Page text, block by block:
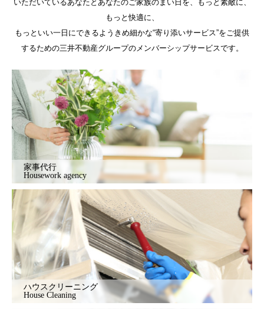
いただいているあなたとあなたのご家族のまい日を、もっと素敵に、
もっと快適に、
もっといい一日にできるようきめ細かな“寄り添いサービス”をご提供
するための三井不動産グループのメンバーシップサービスです。
家事代行
Housework agency
ハウスクリーニング
House Cleaning